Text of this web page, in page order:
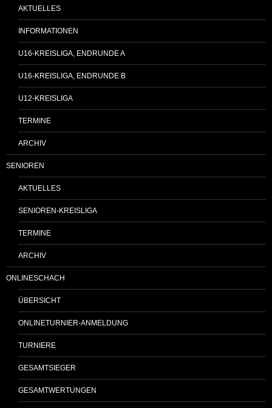
AKTUELLES
INFORMATIONEN
U16-KREISLIGA, ENDRUNDE A
U16-KREISLIGA, ENDRUNDE B
U12-KREISLIGA
TERMINE
ARCHIV
SENIOREN
AKTUELLES
SENIOREN-KREISLIGA
TERMINE
ARCHIV
ONLINESCHACH
ÜBERSICHT
ONLINETURNIER-ANMELDUNG
TURNIERE
GESAMTSIEGER
GESAMTWERTUNGEN